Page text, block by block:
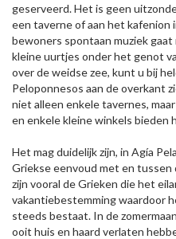
geserveerd. Het is geen
een taverne of aan het kafenion
bewoners spontaan muziek
kleine uurtjes onder het genot
over de weidse zee, kunt u bij
Peloponnesos aan de overkant
niet alleen enkele tavernes,
en enkele kleine winkels bieden
Het mag duidelijk zijn, in Agía
Griekse eenvoud met en
zijn vooral de Grieken die het
vakantiebestemming waardoor
steeds bestaat. In de
ooit huis en haard verlaten